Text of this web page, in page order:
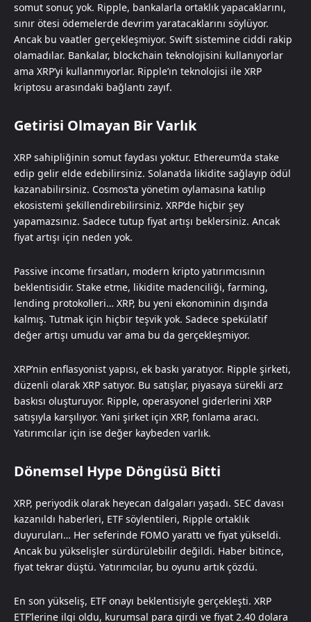
somut sonuç yok. Ripple, bankalarla ortaklık yapacaklarını,
sınır ötesi ödemelerde devrim yaratacaklarını söylüyor.
Ancak bu vaatler gerçekleşmiyor. Swift sistemine ciddi rakip
olamadılar. Bankalar, blockchain teknolojisini kullanıyorlar
ama XRP’yi kullanmıyorlar. Ripple’ın teknolojisi ile XRP
kriptosu arasındaki bağlantı zayıf.
Getirisi Olmayan Bir Varlık
XRP sahipliğinin somut faydası yoktur. Ethereum’da stake
edip gelir elde edebilirsiniz. Solana’da likidite sağlayıp ödül
kazanabilirsiniz. Cosmos’ta yönetim oylamasına katılıp
ekosistemi şekillendirebilirsiniz. XRP’de hiçbir şey
yapamazsınız. Sadece tutup fiyat artışı beklersiniz. Ancak
fiyat artışı için neden yok.
Passive income fırsatları, modern kripto yatırımcısının
beklentisidir. Stake etme, likidite madenciliği, farming,
lending protokolleri… XRP, bu yeni ekonominin dışında
kalmış. Tutmak için hiçbir teşvik yok. Sadece spekülatif
değer artışı umudu var ama bu da gerçekleşmiyor.
XRP’nin enflasyonist yapısı, ek baskı yaratıyor. Ripple şirketi,
düzenli olarak XRP satıyor. Bu satışlar, piyasaya sürekli arz
baskısı oluşturuyor. Ripple, operasyonel giderlerini XRP
satışıyla karşılıyor. Yani şirket için XRP, fonlama aracı.
Yatırımcılar için ise değer kaybeden varlık.
Dönemsel Hype Döngüsü Bitti
XRP, periyodik olarak heyecan dalgaları yaşadı. SEC davası
kazanıldı haberleri, ETF söylentileri, Ripple ortaklık
duyuruları… Her seferinde FOMO yarattı ve fiyat yükseldi.
Ancak bu yükselişler sürdürülebilir değildi. Haber bitince,
fiyat tekrar düştü. Yatırımcılar, bu oyunu artık çözdü.
En son yükseliş, ETF onayı beklentisiyle gerçekleşti. XRP
ETF’lerine ilgi oldu, kurumsal para girdi ve fiyat 2.40 dolara